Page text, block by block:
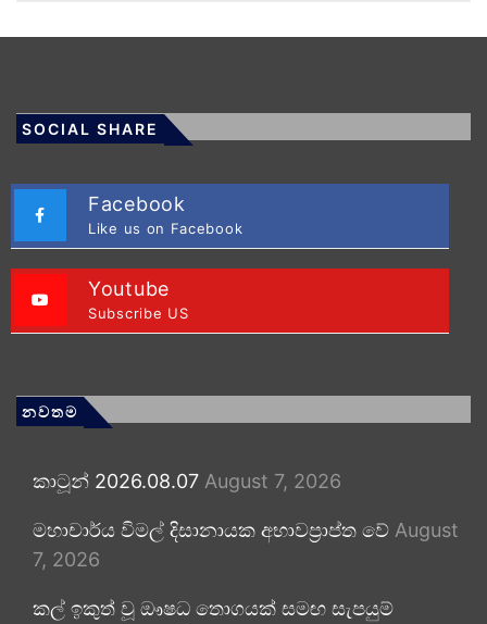
SOCIAL SHARE
Facebook
Like us on Facebook
Youtube
Subscribe US
නවතම
කාටූන් 2026.08.07 August 7, 2026
මහාචාර්ය විමල් දිසානායක අභාවප්‍රාප්ත වේ August
7, 2026
කල් ඉකුත් වූ ඖෂධ තොගයක් සමඟ සැපයුම්